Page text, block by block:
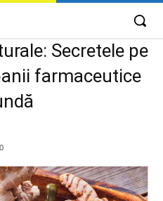
Secretele pe
farmaceutice
0